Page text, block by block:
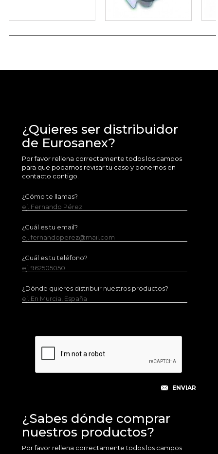
¿Quieres ser distribuidor
de Eurosanex?
Por favor rellena correctamente todos los campos
para que podamos revisar tu caso y ponernos en
contacto contigo.
¿Cómo te llamas?
ej. Fernando Pérez
¿Cuál es tu email?
ej. fernandoperez@mail.com
¿Cuál es tu teléfono?
ej. 962505050
¿Dónde quieres distribuir nuestros productos?
ej. En Murcia, España
¿Sabes dónde comprar
nuestros productos?
Por favor rellena correctamente todos los campos